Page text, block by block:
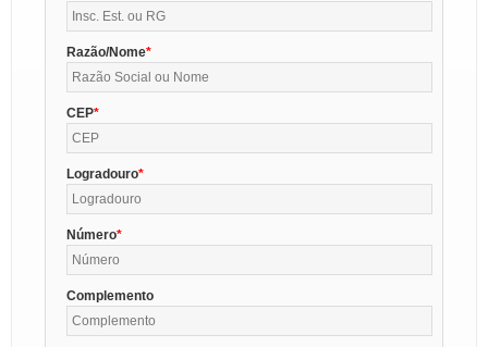
Razão/Nome
CEP
Logradouro
Número
Complemento